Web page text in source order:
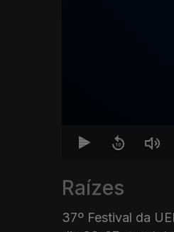
Raízes
37º Festival da